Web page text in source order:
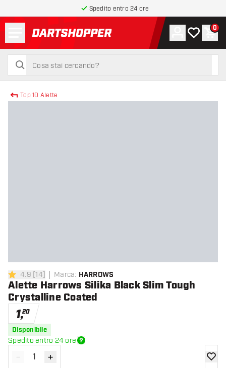
Spedito entro 24 ore
torna alla home page
cerca
cerca
Account
La mia0
Top 10 Alette
4.9 stelle di valutazione
4.9 [14] Marca: HARROWS
Alette Harrows Silika Black Slim Tough
Crystalline Coated
1,20
Disponibile
Spedito entro 24 ore
Diminuisci quantità
- Aumenta quantità
+